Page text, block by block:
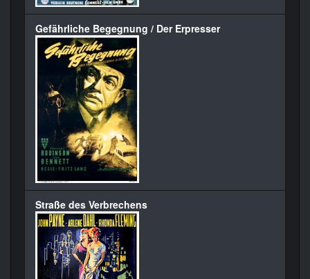
Gefährliche Begegnung / Der Erpresser
Straße des Verbrechens